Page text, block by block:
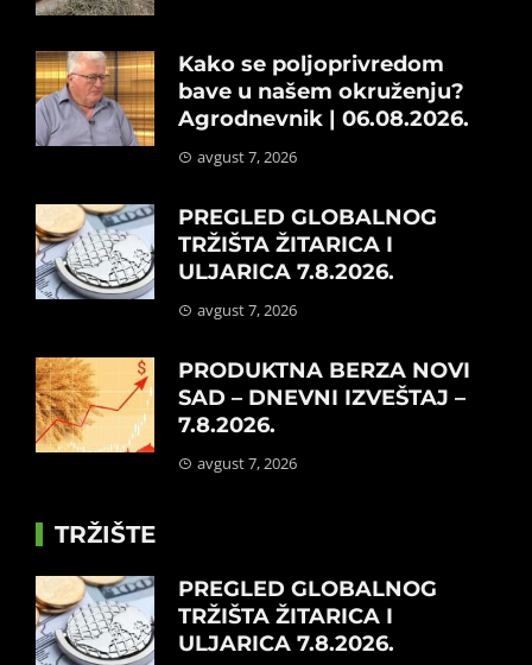
Kako se poljoprivredom
bave u našem okruženju?
Agrodnevnik | 06.08.2026.
avgust 7, 2026
PREGLED GLOBALNOG
TRŽIŠTA ŽITARICA I
ULJARICA 7.8.2026.
avgust 7, 2026
PRODUKTNA BERZA NOVI
SAD – DNEVNI IZVEŠTAJ –
7.8.2026.
avgust 7, 2026
TRŽIŠTE
PREGLED GLOBALNOG
TRŽIŠTA ŽITARICA I
ULJARICA 7.8.2026.